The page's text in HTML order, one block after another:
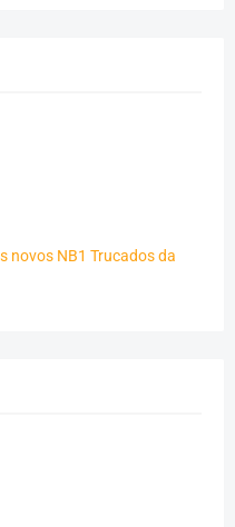
novos NB1 Trucados da